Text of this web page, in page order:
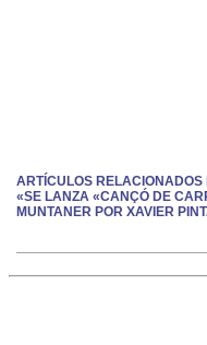
ARTÍCULOS
«SE LANZA «CANÇÓ DE
MUNTANER POR XAVIER